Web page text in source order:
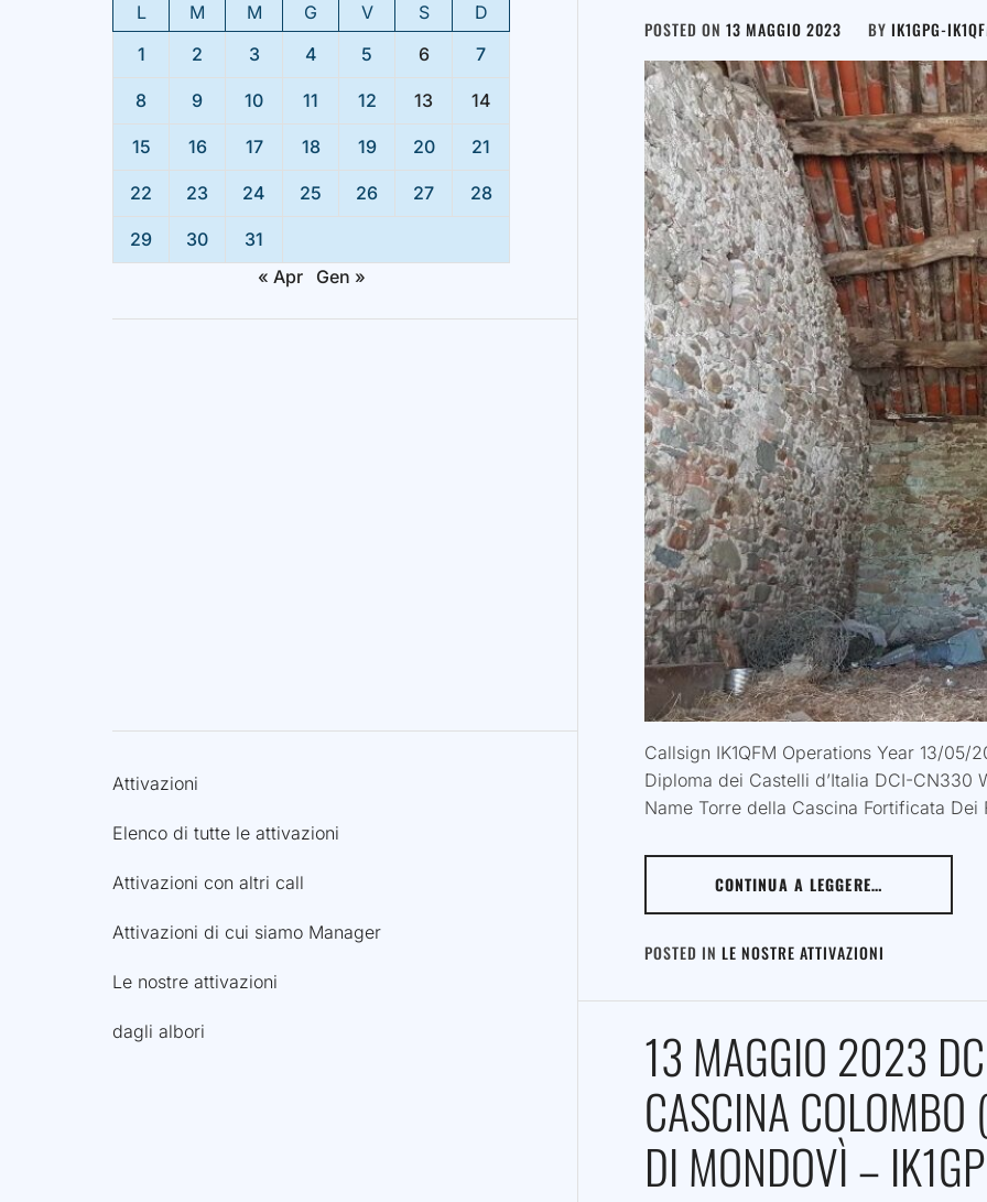
POSTED ON 13 MAGGIO 2023 BY IK1GPG-
Callsign IK1QFM Operations Year 13/05/
Diploma dei Castelli d’Italia DCI-CN330
Name Torre della Cascina Fortificata
CONTINUA A LEGGERE…
POSTED IN LE NOSTRE ATTIVAZIONI
13 MAGGIO 2023
CASCINA
DI MONDOVÌ –
L
M M G V S
D
1
2 3 4 5 6 7
8 9 10 11 12 13 14
15 16 17 18 19 20 21
22 23 24 25 26 27 28
29 30
31
« Apr
Gen »
Attivazioni
Elenco di tutte le attivazioni
Attivazioni con altri call
Attivazioni di cui siamo Manager
Le nostre attivazioni
dagli albori